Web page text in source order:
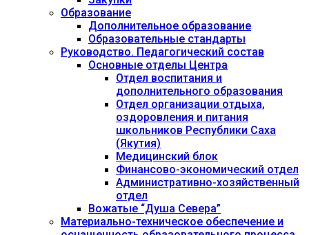
Образование
Дополнительное образование
Образовательные стандарты
Руководство. Педагогический состав
Основные отделы Центра
Отдел воспитания и
дополнительного образования
Отдел организации отдыха,
оздоровления и питания
школьников Республики Саха
(Якутия)
Медицинский блок
Финансово-экономический отдел
Административно-хозяйственный
отдел
Вожатые “Душа Севера”
Материально-техническое обеспечение и